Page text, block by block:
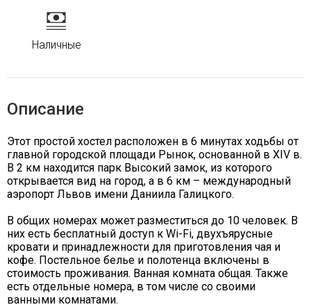
Наличные
Описание
Этот простой хостел расположен в 6 минутах ходьбы от
главной городской площади Рынок, основанной в XIV в.
В 2 км находится парк Высокий замок, из которого
открывается вид на город, а в 6 км – международный
аэропорт Львов имени Даниила Галицкого.
В общих номерах может разместиться до 10 человек. В
них есть бесплатный доступ к Wi-Fi, двухъярусные
кровати и принадлежности для приготовления чая и
кофе. Постельное белье и полотенца включены в
стоимость проживания. Ванная комната общая. Также
есть отдельные номера, в том числе со своими
ванными комнатами.